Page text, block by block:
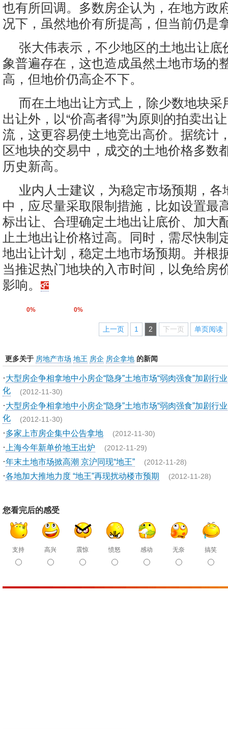
也有所回调。多数房企认为，在地方政
况下，虽然地价有所提高，但当前仍是
张大伟表示，不少地区的土地出让底
象普遍存在，这也造成虽然土地市场的
高，但地价仍高企不下。
而在土地出让方式上，除少数地块采
出让外，以“价高者得”为原则的拍卖出
流，这更容易使土地竞出高价。据统计
区地块的交易中，成交的土地价格多数
历史新高。
业内人士建议，为稳定市场预期，各
中，应尽量采取限制措施，比如设置最
标出让、合理确定土地出让底价、加大
止土地出让价格过高。同时，需尽快制
地出让计划，稳定土地市场预期。并根
当推迟热门地块的入市时间，以免给房
影响。
0% 0%
上一页 1 2 下一页 单页阅读
更多关于 房地产市场 地王 房企 房企拿地 的新闻
·大型房企争相拿地中小房企“隐身”土地市场“弱肉强食”加剧行
化 (2012-11-30)
·大型房企争相拿地中小房企“隐身”土地市场“弱肉强食”加剧行
化 (2012-11-30)
·多家上市房企集中公告拿地 (2012-11-30)
· 上海今年新单价地王出炉 (2012-11-29)
·年末土地市场掀高潮 京沪同现“地王” (2012-11-28)
·各地加大推地力度 “地王”再现扰动楼市预期 (2012-11-28)
您看完后的感受
支持 高兴 震惊 愤怒 感动 无奈 搞笑